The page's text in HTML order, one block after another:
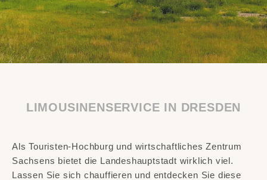
LIMOUSINENSERVICE IN DRESDEN
Als Touristen-Hochburg und wirtschaftliches Zentrum
Sachsens bietet die Landeshauptstadt wirklich viel.
Lassen Sie sich chauffieren und entdecken Sie diese